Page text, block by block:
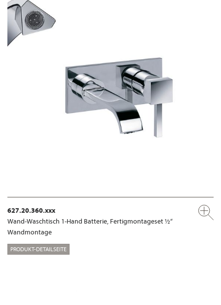
627.20.360.xxx
Wand-Waschtisch 1-Hand Batterie, Fertigmontageset ½“
Wandmontage
PRODUKT-DETAILSEITE